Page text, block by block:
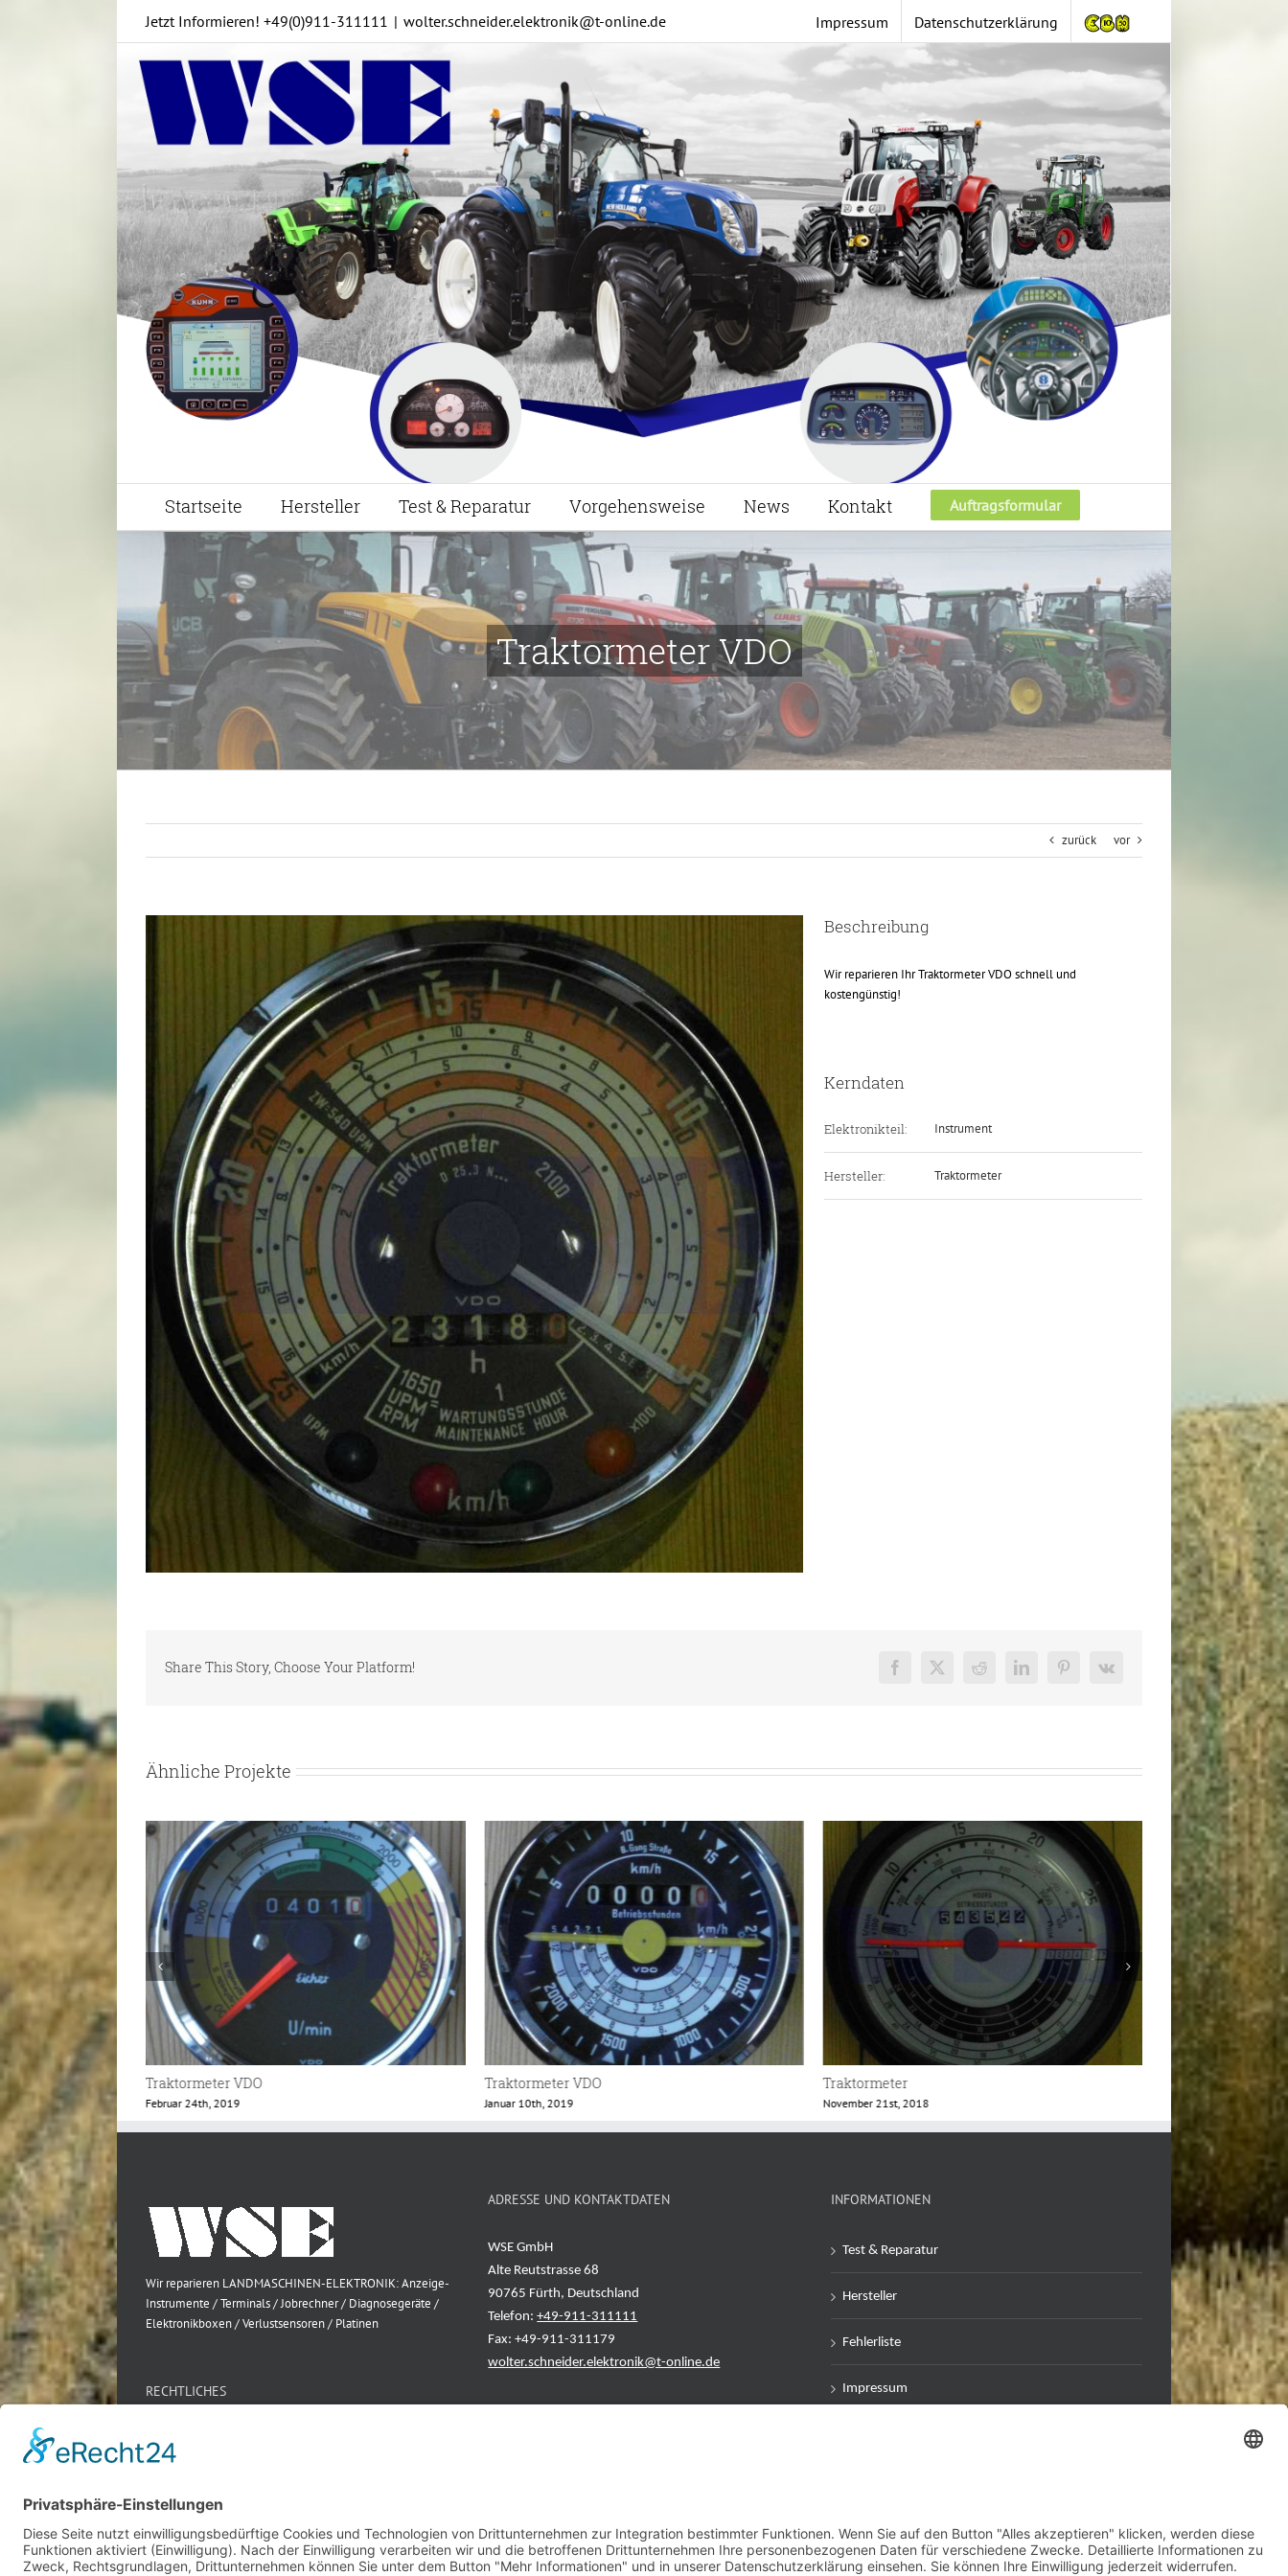
Jetzt Informieren! +49(0)911-311111 | wolter.schneider.elektronik@t-online.de Impressum Datenschutzerklärung
Startseite Hersteller Test & Reparatur Vorgehensweise News Kontakt Auftragsformular
Traktormeter VDO
zurück vor
Beschreibung
Wir reparieren Ihr Traktormeter VDO schnell und
kostengünstig!
Kerndaten
Elektronikteil: Instrument
Hersteller: Traktormeter
Share This Story, Choose Your Platform! Facebook
X Reddit LinkedInPinterest
Vk
Ähnliche Projekte
Traktormeter VDO
Januar 10th, 2019
Traktormeter
November 21st, 2018
Traktormeter VDO
Mai 3rd, 2018
Traktormeter VDO
Wir reparieren LANDMASCHINEN-ELEKTRONIK: Anzeige-
Instrumente / Terminals / Jobrechner / Diagnosegeräte /
Elektronikboxen / Verlustsensoren / Platinen
RECHTLICHES
Impressum
AGB
ADRESSE UND KONTAKTDATEN
WSE GmbH
Alte Reutstrasse 68
90765 Fürth, Deutschland
Telefon:+49-911-311111
Fax: +49-911-311179
wolter.schneider.elektronik@t-online.de
INFORMATIONEN
Test & Reparatur
Hersteller
Fehlerliste
Impressum